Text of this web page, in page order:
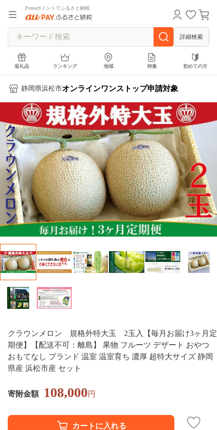
Pontaポイントでふるさと納税
詳細検索
返礼品 ランキング 地域 特集 初めての方
静岡県浜松市オンラインワンストップ申請対象
クラウンメロン 規格外特大玉 2玉入【毎月お届け3ヶ月定
期便】【配送不可：離島】 果物 フルーツ デザート おやつ
おもてなし ブランド 温室 温室育ち 濃厚 超特大サイズ 静岡
県産 浜松市産 セット
寄附金額 108,000円